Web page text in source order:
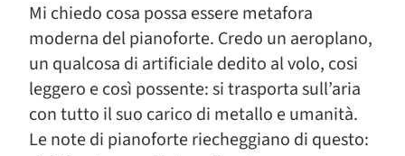
Mi chiedo cosa possa essere metafora
moderna del pianoforte. Credo un aeroplano,
un qualcosa di artificiale dedito al volo, cosi
leggero e così possente: si trasporta sull’aria
con tutto il suo carico di metallo e umanità.
Le note di pianoforte riecheggiano di questo: